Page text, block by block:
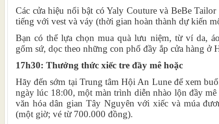
Các cửa hiệu nổi bật có Yaly Couture và BeBe
tiếng với vest và váy (thời gian hoàn thành dự kiến
Bạn có thể lựa chọn mua quà lưu niệm, từ ví da,
gốm sứ, dọc theo những con phố đầy ắp cửa hàng ở
17h30: Thưởng thức xiếc tre đầy mê hoặc
Hãy đến sớm tại Trung tâm Hội An Lune để xem
ngày lúc 18:00, một màn trình diễn nhào lộn đầy
văn hóa dân gian Tây Nguyên với xiếc và múa
(một giờ; vé từ 700.000 đồng).